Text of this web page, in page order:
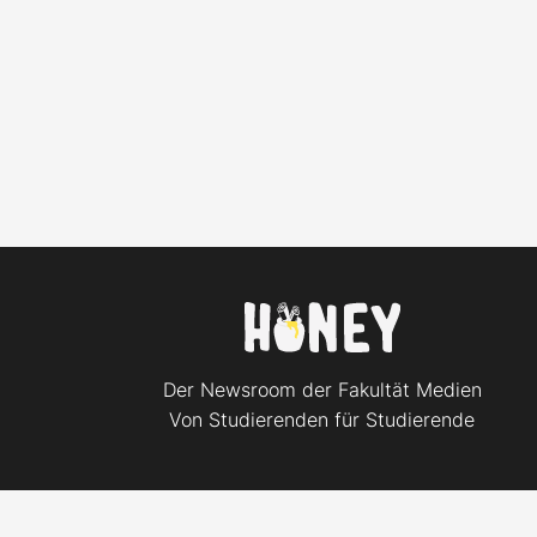
Der Newsroom der Fakultät Medien
Von Studierenden für Studierende